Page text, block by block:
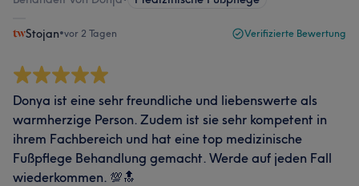
Stojan•vor 2 Tagen Verifizierte Bewertung
Donya ist eine sehr freundliche und liebenswerte als
warmherzige Person. Zudem ist sie sehr kompetent in
ihrem Fachbereich und hat eine top medizinische
Fußpflege Behandlung gemacht. Werde auf jeden Fall
wiederkommen. 💯🔝